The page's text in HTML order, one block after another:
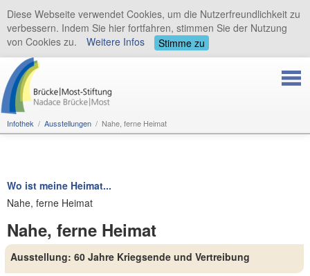
Infothek Ausstellungen Nahe, ferne Heimat
Wo ist meine Heimat...
Nahe, ferne Heimat
Nahe, ferne Heimat
Ausstellung: 60 Jahre Kriegsende und Vertreibung
Diese Webseite verwendet Cookies, um die Nutzerfreundlichkeit zu
verbessern. Indem Sie hier fortfahren, stimmen Sie der Nutzung
von Cookies zu.
Weitere Infos Stimme zu